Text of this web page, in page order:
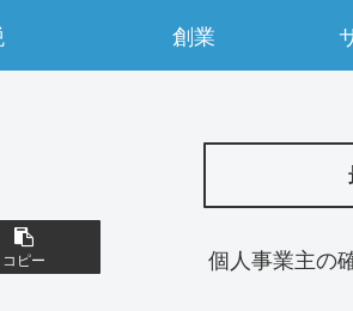
創業
コピー
個人事業主の